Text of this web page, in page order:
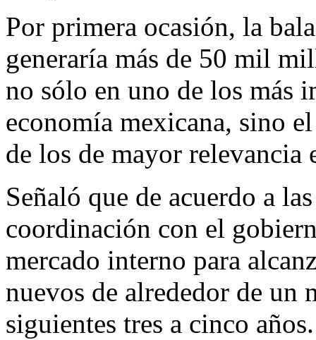
Por primera ocasión, la
generaría más de 50 mil
no sólo en uno de los más
economía mexicana, sino
de los de mayor relevancia
Señaló que de acuerdo a
coordinación con el
mercado interno para
nuevos de alrededor de
siguientes tres a cinco años.